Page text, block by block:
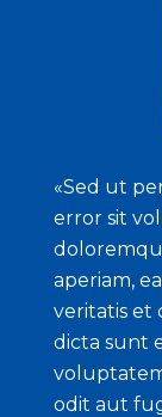
«Sed ut
error sit
aperiam,
veritatis et
dicta sunt
odit aut